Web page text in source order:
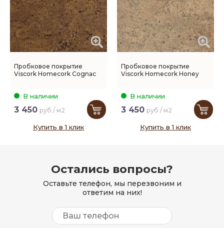
Пробковое покрытие
Viscork Homecork Cognac
В наличии
3 450 руб / м2
Купить в 1 клик
Пробковое покрытие
Viscork Homecork Honey
В наличии
3 450 руб / м2
Купить в 1 клик
Остались вопросы?
Оставьте телефон, мы перезвоним и
ответим на них!